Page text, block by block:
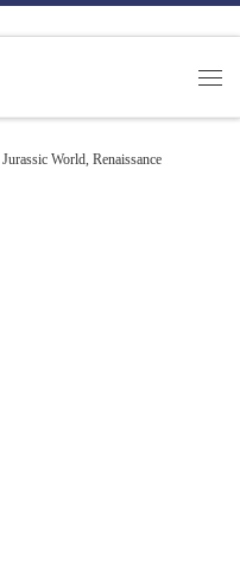
Jurassic World, Renaissance